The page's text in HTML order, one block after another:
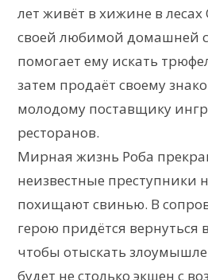
лет живёт в хижине в лесах
своей любимой домашней
помогает ему искать
затем продаёт своему
молодому поставщику
ресторанов.
Мирная жизнь Роба
неизвестные преступники
похищают свинью. В
герою придётся
чтобы отыскать
будет не столько экшен с